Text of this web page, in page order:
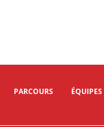
PARCOURS ÉQUIPES